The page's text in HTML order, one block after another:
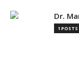
Dr.
1 POSTS